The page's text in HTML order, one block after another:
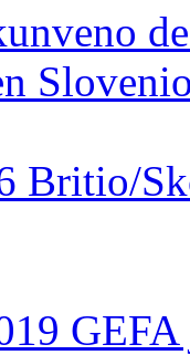
Britio/